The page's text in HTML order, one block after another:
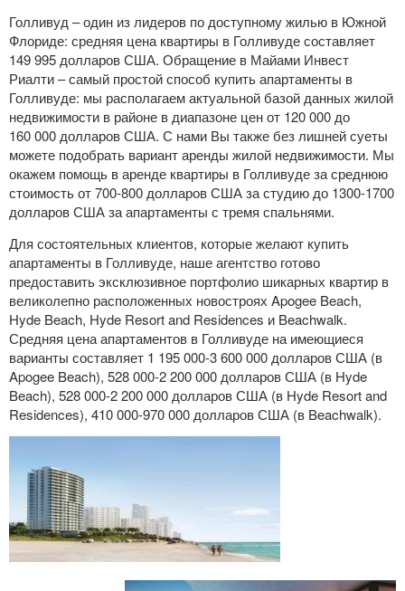
Голливуд – один из лидеров по доступному жилью в Южной
Флориде: средняя цена квартиры в Голливуде составляет
149 995 долларов США. Обращение в Майами Инвест
Риалти – самый простой способ купить апартаменты в
Голливуде: мы располагаем актуальной базой данных жилой
недвижимости в районе в диапазоне цен от 120 000 до
160 000 долларов США. С нами Вы также без лишней суеты
можете подобрать вариант аренды жилой недвижимости. Мы
окажем помощь в аренде квартиры в Голливуде за среднюю
стоимость от 700-800 долларов США за студию до 1300-1700
долларов США за апартаменты с тремя спальнями.
Для состоятельных клиентов, которые желают купить
апартаменты в Голливуде, наше агентство готово
предоставить эксклюзивное портфолио шикарных квартир в
великолепно расположенных новостроях Apogee Beach,
Hyde Beach, Hyde Resort and Residences и Beachwalk.
Средняя цена апартаментов в Голливуде на имеющиеся
варианты составляет 1 195 000-3 600 000 долларов США (в
Apogee Beach), 528 000-2 200 000 долларов США (в Hyde
Beach), 528 000-2 200 000 долларов США (в Hyde Resort and
Residences), 410 000-970 000 долларов США (в Beachwalk).